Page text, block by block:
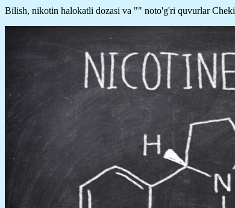
Bilish, nikotin halokatli dozasi va "" noto'g'ri quvurlar